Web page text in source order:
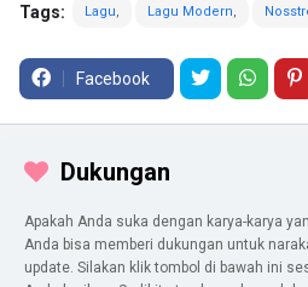
Tags: Lagu Lagu Modern
Facebook
Dukungan
Apakah Anda suka dengan karya-karya
Anda bisa memberi dukungan untuk
update. Silakan klik tombol di bawah ini